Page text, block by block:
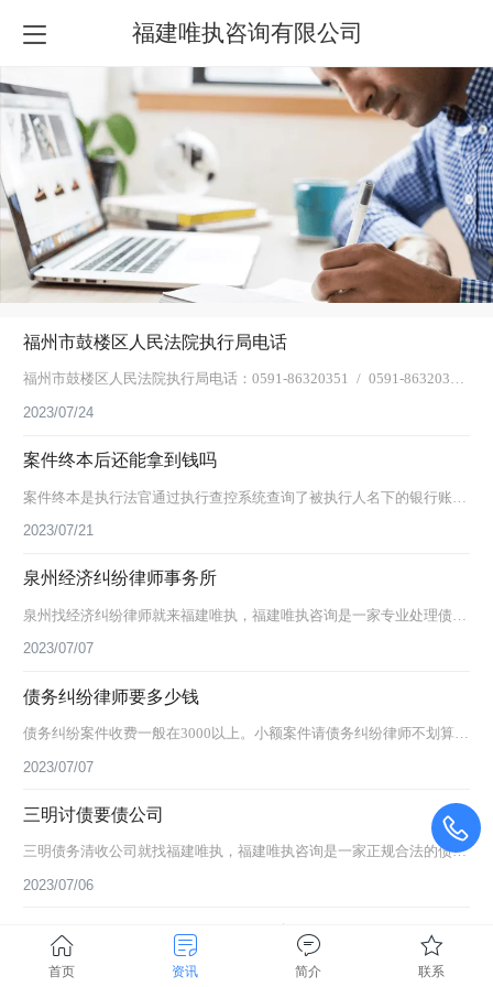
福建唯执咨询有限公司
福州市鼓楼区人民法院执行局电话
福州市鼓楼区人民法院执行局电话：0591-86320351 / 0591-86320302
如遇执行问题，可以在下方链接留电，福建唯执法务可提供未回款强制
案件代理
2023/07/24
案件终本后还能拿到钱吗
案件终本是执行法官通过执行查控系统查询了被执行人名下的银行账户
信息、不动产登记信息、证券、保险、车辆等财产信息，均未发现有可
单后依法终结本次执行程序。一旦发现被执行人有可供执行的财产信
息，可以立马恢复执行。能否拿到钱就看被执行人是否有财产可供执
2023/07/21
泉州经济纠纷律师事务所
泉州找经济纠纷律师就来福建唯执，福建唯执咨询是一家专业处理债务
纠纷的法务机构，地址位于泉州市丰泽区东海街道昌盛路2号，机构的
核心成员，熟悉经济纠纷案件执行流程，处理过各类重大、疑难经济纠
纷案件。唯执咨询业务范围如下：(一)经济纠纷案件诉讼、执行全流程
2023/07/07
债务纠纷律师要多少钱
债务纠纷案件收费一般在3000以上。小额案件请债务纠纷律师不划算，
而且债务纠纷律师收费通常会按标的金额收费，标的越大，收取的服务
法务专注于代理债务纠纷案件，可有效追回企业欠款，解决打赢官司无
法执行的困扰。相关服务：债务案件咨询
2023/07/07
三明讨债要债公司
三明债务清收公司就找福建唯执，福建唯执咨询是一家正规合法的债务
清收、讨债要债公司，公司位于福建泉州，咨询电话：0595-2805377
福建企业和个人提供各类商账、赖账、三角账、应收账款、借款、欠
款、工程款、货款、工资款等商账和个人债务催收服务，高效处理各类
2023/07/06
三明债务纠纷律师-三明债务律师事务所
三明债务纠纷就找福建唯执，福建唯执咨询是一家专业处理债务纠纷的
首页 资讯 简介 联系